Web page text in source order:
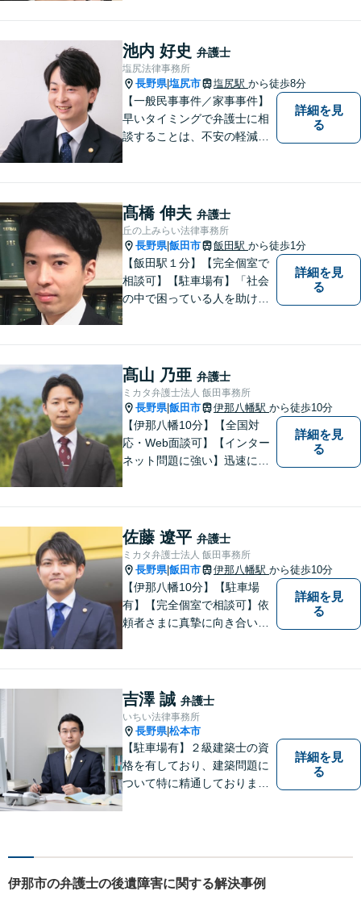
谷市・長野県中南信の人々の
権利を守るために懸命に働き
ます。離婚・借金・交通事故
などお気軽にご相談くださ
い。
池内 好史 弁護士
塩尻法律事務所
長野県|塩尻市 塩尻駅 から徒歩8分
【一般民事事件／家事事件】
早いタイミングで弁護士に相
談することは、不安の軽減、
さい。
詳細を見
る
髙橋 伸夫 弁護士
丘の上みらい法律事務所
長野県|飯田市 飯田駅 から徒歩1分
【飯田駅１分】【完全個室で
相談可】【駐車場有】「社会
の中で困っている人を助けた
であることを心がけ、誠実
に、そして丁寧に対応してい
きます。
詳細を見
る
髙山 乃亜 弁護士
ミカタ弁護士法人 飯田事務所
長野県|飯田市 伊那八幡駅 から徒歩10分
【伊那八幡10分】【全国対
応・Web面談可】【インター
ネット問題に強い】迅速に対
のようなことでも、お気軽に
ご相談ください。
詳細を見
る
佐藤 遼平 弁護士
ミカタ弁護士法人 飯田事務所
長野県|飯田市 伊那八幡駅 から徒歩10分
【伊那八幡10分】【駐車場
有】【完全個室で相談可】依
頼者さまに真摯に向き合い、
は日本全国です。 遠方の方は
Web面談や電話でのご連絡が
可能です。
詳細を見
る
吉澤 誠 弁護士
いちい法律事務所
長野県|松本市
【駐車場有】２級建築士の資
格を有しており、建築問題に
ついて特に精通しておりま
忙しい方もお気軽にご相談く
詳細を見
る
伊那市の弁護士の後遺障害に関する解決事例